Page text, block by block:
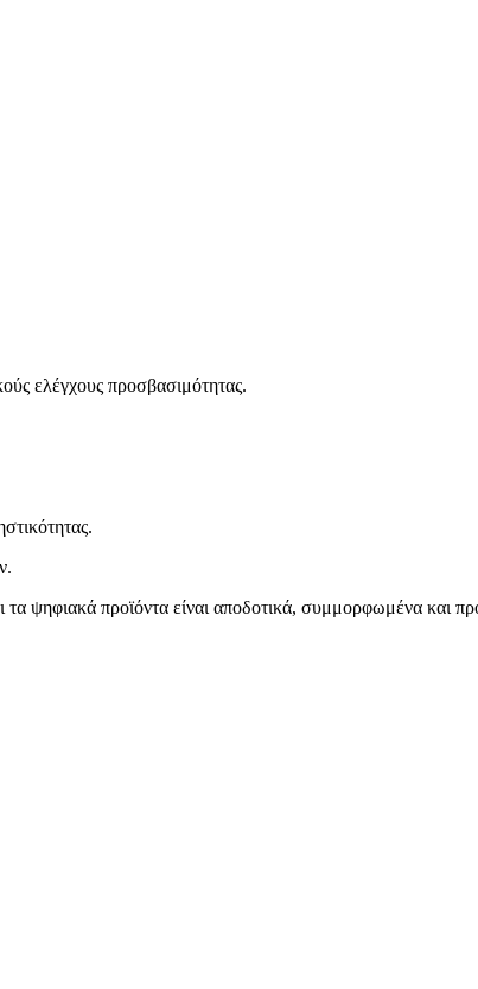
ελέγχους προσβασιμότητας.
ψηφιακά προϊόντα είναι αποδοτικά, συμμορφωμένα και